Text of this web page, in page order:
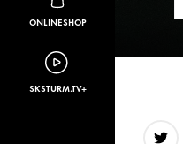
ONLINESHOP
SKSTURM.TV+